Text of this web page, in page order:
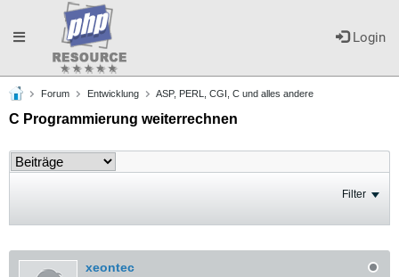
Login
Toggle
navigation
Forum Entwicklung ASP, PERL, CGI, C und alles andere
C Programmierung weiterrechnen
Filter
xeontec